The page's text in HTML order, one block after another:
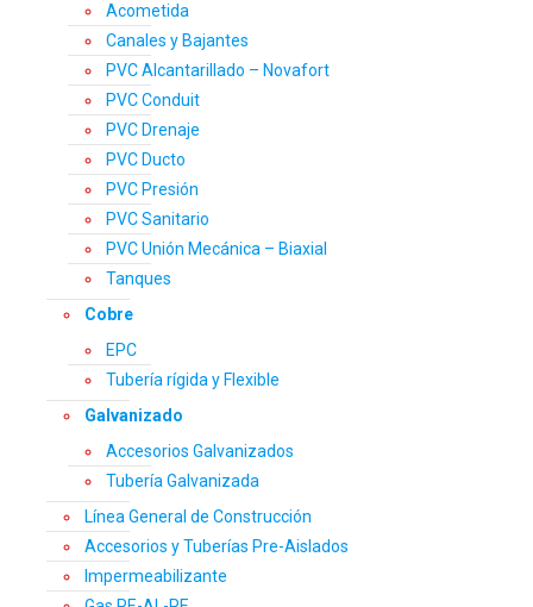
Acometida
Canales y Bajantes
PVC Alcantarillado – Novafort
PVC Conduit
PVC Drenaje
PVC Ducto
PVC Presión
PVC Sanitario
PVC Unión Mecánica – Biaxial
Tanques
Cobre
EPC
Tubería rígida y Flexible
Galvanizado
Accesorios Galvanizados
Tubería Galvanizada
Línea General de Construcción
Accesorios y Tuberías Pre-Aislados
Impermeabilizante